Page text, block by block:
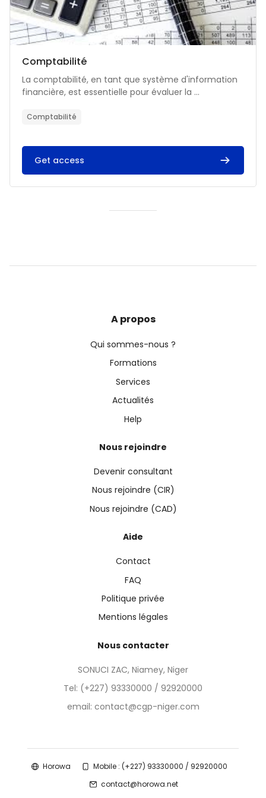
Catégorie de cours
Nom du cours
Comptabilité
Résumé du cours :
La comptabilité, en tant que système d'information
financière, est essentielle pour évaluer la ...
Comptabilité
Get access
A propos
Qui sommes-nous ?
Formations
Services
Actualités
Help
Nous rejoindre
Devenir consultant
Nous rejoindre (CIR)
Nous rejoindre (CAD)
Aide
Contact
FAQ
Politique privée
Mentions légales
Nous contacter
SONUCI ZAC, Niamey, Niger
Tel: (+227) 93330000 / 92920000
email: contact@cgp-niger.com
Horowa
Mobile : (+227) 93330000 / 92920000
contact@horowa.net